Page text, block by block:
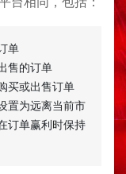
单
售的订单
买或出售订单
置为远离当前市
订单赢利时保持